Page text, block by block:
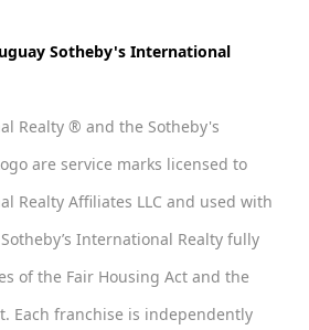
Sotheby's International
Realty ® and the Sotheby's
are service marks licensed to
Realty Affiliates LLC and used with
International Realty fully
of the Fair Housing Act and the
Each franchise is independently